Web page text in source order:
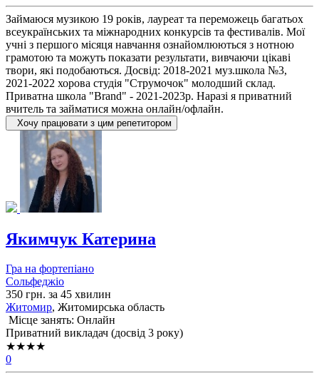
Займаюся музикою 19 років, лауреат та переможець багатьох
всеукраїнських та міжнародних конкурсів та фестивалів. Мої
учні з першого місяця навчання ознайомлюються з нотною
грамотою та можуть показати результати, вивчаючи цікаві
твори, які подобаються. Досвід: 2018-2021 муз.школа №3,
2021-2022 хорова студія "Струмочок" молодший склад.
Приватна школа "Brand" - 2021-2023р. Наразі я приватний
вчитель та займатися можна онлайн/офлайн.
Хочу працювати з цим репетитором
Якимчук Катерина
Гра на фортепіано
Сольфеджіо
350 грн. за 45 хвилин
Житомир, Житомирська область
Місце занять: Онлайн
Приватний викладач (досвід 3 року)
★★★★
0